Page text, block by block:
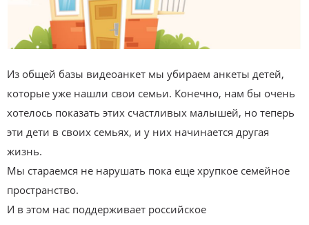
Из общей базы видеоанкет мы убираем анкеты детей,
которые уже нашли свои семьи. Конечно, нам бы очень
хотелось показать этих счастливых малышей, но теперь
эти дети в своих семьях, и у них начинается другая
жизнь.
Мы стараемся не нарушать пока еще хрупкое семейное
пространство.
И в этом нас поддерживает российское